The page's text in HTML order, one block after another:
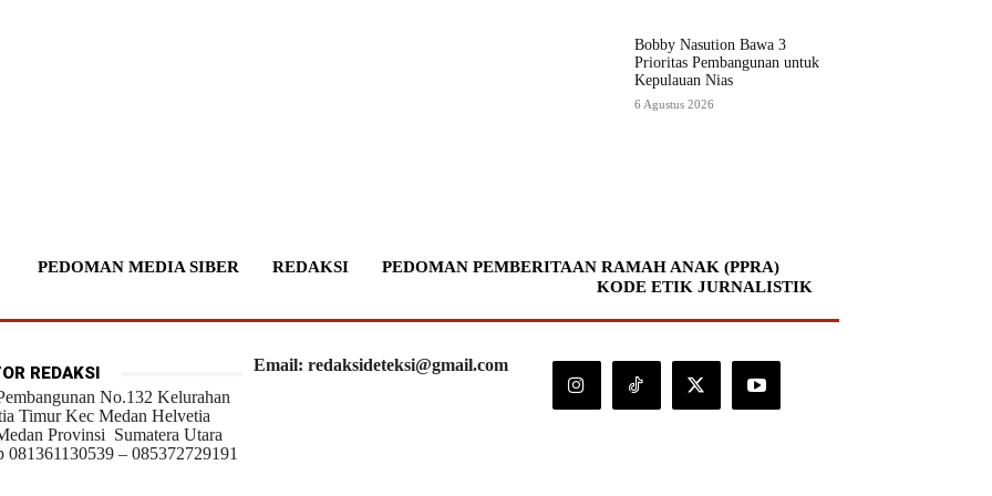
Bobby Nasution Bawa 3
Prioritas Pembangunan untuk
Kepulauan Nias
6 Agustus 2026
PEDOMAN MEDIA SIBER REDAKSI
PEDOMAN PEMBERITAAN RAMAH ANAK (PPRA)
KODE ETIK JURNALISTIK
REDAKSI
No.132 Kelurahan
Timur Kec Medan Helvetia
Provinsi Sumatera Utara
081361130539 – 085372729191
Email: redaksideteksi@gmail.com